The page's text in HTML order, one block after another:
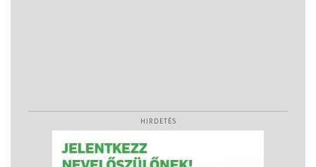
HIRDETÉS